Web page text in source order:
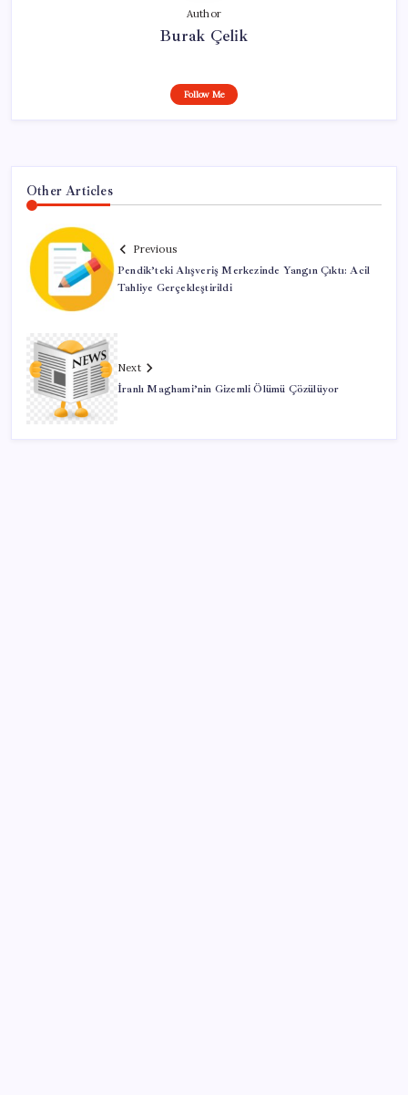
Author
Burak Çelik
Follow Me
Other Articles
Previous
Pendik’teki Alışveriş Merkezinde Yangın Çıktı: Acil
Tahliye Gerçekleştirildi
Next
İranlı Maghami’nin Gizemli Ölümü Çözülüyor